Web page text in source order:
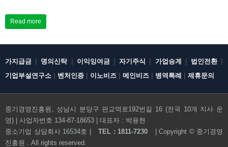
전화문의하기
Read more
가지급금 | 명의신탁| 이익잉여금|자기주식 | 가업승계 | 법인전환|
기업부설연구소 | 벤처인증 | 이노비즈 | 메인비즈 | 병역특례 | 제휴문의
중기경영진흥원, 성남시 분당구 판교역로192번길 16 (전국 10개 지사 운
영) | 사업자번호 134-87-18653 | 대표자 : 박용현
중소기업 상담회사 16534호 |
TEL : 1811-7230 | Copyright © 중기경영
진흥원
. All rights reserved.